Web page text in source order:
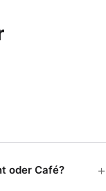
oder Café?